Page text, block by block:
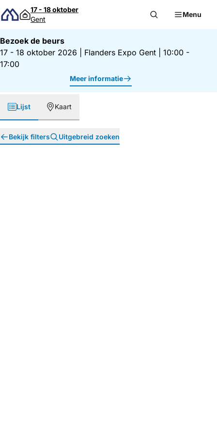
Direct naar inhoud
17 - 18 oktober
Gent
Menu
Bezoek de beurs
17 - 18 oktober 2026
Flanders Expo Gent
10:00 -
17:00
Meer informatie
Lijst Kaart
Bekijk filters Uitgebreid zoeken